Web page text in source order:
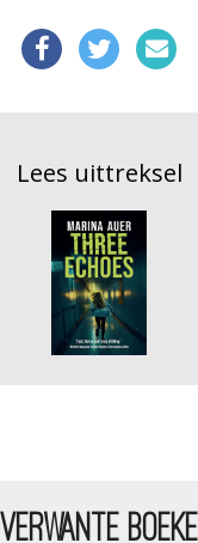
Lees uittreksel
VERWANTE BOEKE